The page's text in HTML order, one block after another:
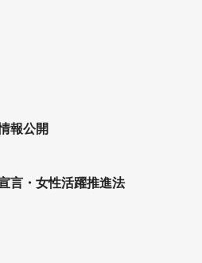
報公開
言・女性活躍推進法